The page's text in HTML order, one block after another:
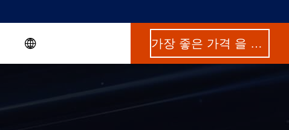
가장 좋은 가격 을 구하라